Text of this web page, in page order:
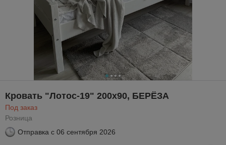
Кровать "Лотос-19" 200х90, БЕРЁЗА
Под заказ
Розница
Отправка с 06 сентября 2026